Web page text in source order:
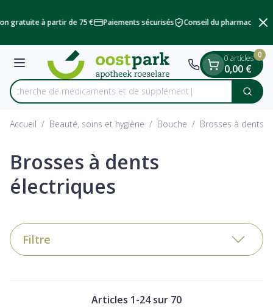
gratuite à partir de 75 € Paiements sécurisés Conseil du pharmacien
Menu
Rechercher
Recherche de médicamen
0 articles
0,00 €
0
Accueil / Beauté, soins et hygiène / Bouche / Brosses à dents
Brosses à dents
électriques
Filtre
Articles 1-24sur 70